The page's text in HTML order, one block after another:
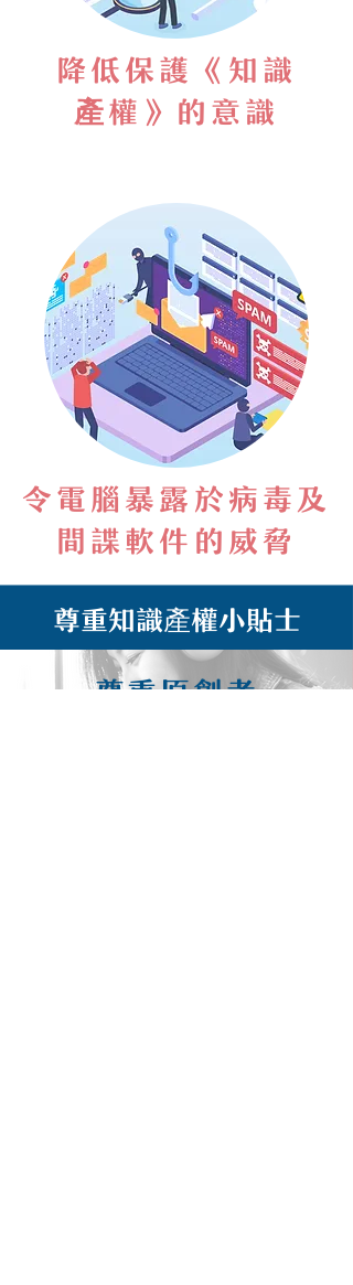
降低保護 《知識
產權》的意識
令電腦暴露於病毒及
間諜軟件的威脅
尊重知識產權小貼士
尊重原創者